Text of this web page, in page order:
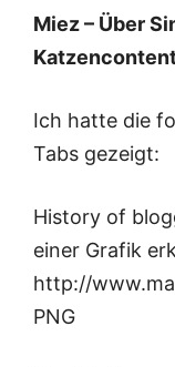
Miez – Über
Ich hatte die
Tabs gezeigt:
History of
einer Grafik
http://
PNG